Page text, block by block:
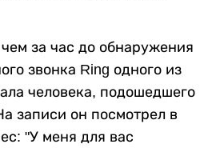
за час до обнаружения
звонка Ring одного из
человека, подошедшего
записи он посмотрел в
"У меня для вас